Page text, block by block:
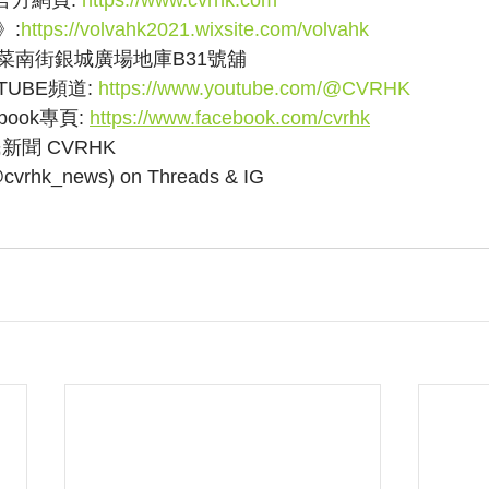
:https://volvahk2021.wixsite.com/volvahk
南街銀城廣場地庫B31號舖
頻道: https://www.youtube.com/@CVRHK
專頁: https://www.facebook.com/cvrhk
聞 CVRHK
on Threads & IG